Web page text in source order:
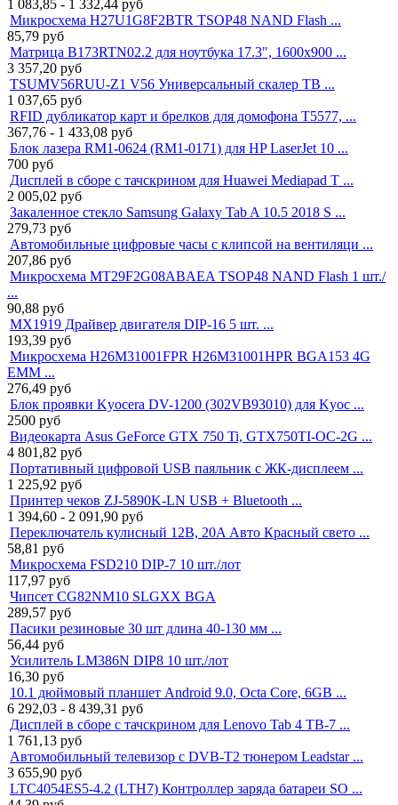
1 083,85 - 1 332,44 руб
Микросхема H27U1G8F2BTR TSOP48 NAND Flash ...
85,79 руб
Матрица B173RTN02.2 для ноутбука 17.3", 1600x900 ...
3 357,20 руб
TSUMV56RUU-Z1 V56 Универсальный скалер ТВ ...
1 037,65 руб
RFID дубликатор карт и брелков для домофона T5577, ...
367,76 - 1 433,08 руб
Блок лазера RM1-0624 (RM1-0171) для HP LaserJet 10 ...
700 руб
Дисплей в сборе с тачскрином для Huawei Mediapad T ...
2 005,02 руб
Закаленное стекло Samsung Galaxy Tab A 10.5 2018 S ...
279,73 руб
Автомобильные цифровые часы с клипсой на вентиляци ...
207,86 руб
Микросхема MT29F2G08ABAEA TSOP48 NAND Flash 1 шт./
...
90,88 руб
MX1919 Драйвер двигателя DIP-16 5 шт. ...
193,39 руб
Микросхема H26M31001FPR H26M31001HPR BGA153 4G
EMM ...
276,49 руб
Блок проявки Kyocera DV-1200 (302VB93010) для Kyoc ...
2500 руб
Видеокарта Asus GeForce GTX 750 Ti, GTX750TI-OC-2G ...
4 801,82 руб
Портативный цифровой USB паяльник с ЖК-дисплеем ...
1 225,92 руб
Принтер чеков ZJ-5890K-LN USB + Bluetooth ...
1 394,60 - 2 091,90 руб
Переключатель кулисный 12В, 20A Авто Красный свето ...
58,81 руб
Микросхема FSD210 DIP-7 10 шт./лот
117,97 руб
Чипсет CG82NM10 SLGXX BGA
289,57 руб
Пасики резиновые 30 шт длина 40-130 мм ...
56,44 руб
Усилитель LM386N DIP8 10 шт./лот
16,30 руб
10.1 дюймовый планшет Android 9.0, Octa Core, 6GB ...
6 292,03 - 8 439,31 руб
Дисплей в сборе с тачскрином для Lenovo Tab 4 TB-7 ...
1 761,13 руб
Автомобильный телевизор с DVB-T2 тюнером Leadstar ...
3 655,90 руб
LTC4054ES5-4.2 (LTH7) Контроллер заряда батареи SO ...